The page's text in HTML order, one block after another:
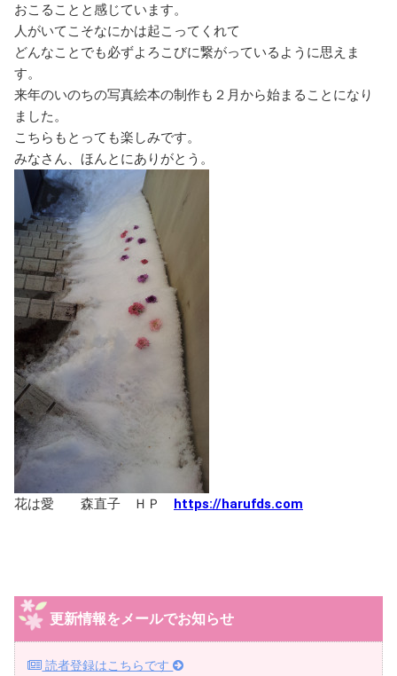
おこることと感じています。
人がいてこそなにかは起こってくれて
どんなことでも必ずよろこびに繋がっているように思えま
す。
来年のいのちの写真絵本の制作も２月から始まることになり
ました。
こちらもとっても楽しみです。
みなさん、ほんとにありがとう。
花は愛 森直子 ＨＰ https://harufds.com
更新情報をメールでお知らせ
読者登録はこちらです